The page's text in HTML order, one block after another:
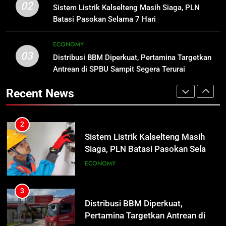
7 Hari
ECONOMY
Pertamina Targetkan Antrean di
SPBU Sampit Segera Terurai
ECONOMY
Dugaan Korupsi Dana Hibah
Pilkada Rp40 Miliar
HUKUM DAN KRIMINAL
5
Listrik di Kalsel-Teng
NUSANTARA
02
Sistem Listrik Kalselteng Masih Siaga, PLN
Batasi Pasokan Selama 7 Hari
03
ECONOMY
Distribusi BBM Diperkuat, Pertamina Targetkan
Antrean di SPBU Sampit Segera Terurai
Recent News
Insiden Konsumen di SPBU
Pangkalan Bun Ditangani Cepat,
ECONOMY
2
Sistem Listrik Kalselteng Masih
Siaga, PLN Batasi Pasokan Selama
3
Distribusi BBM Diperkuat,
Pertamina Targetkan Antrean di
SPBU Sampit Segera Terurai
ECONOMY
4
Ketua dan Empat Komisioner KPU
Kotim Resmi Jadi Tersangka